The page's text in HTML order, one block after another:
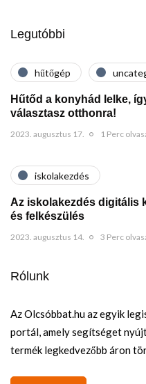
Legutóbbi
hűtőgép
Hűtőd a konyhád lelke,
választasz otthonra!
2023. augusztus 17. 1 Perc
iskolakezdés
Az iskolakezdés digitális
és felkészülés
2023. augusztus 14. 3 Perc
Rólunk
Az Olcsóbbat.hu az egyik
portál, amely segítséget
termék legkedvezőbb áron